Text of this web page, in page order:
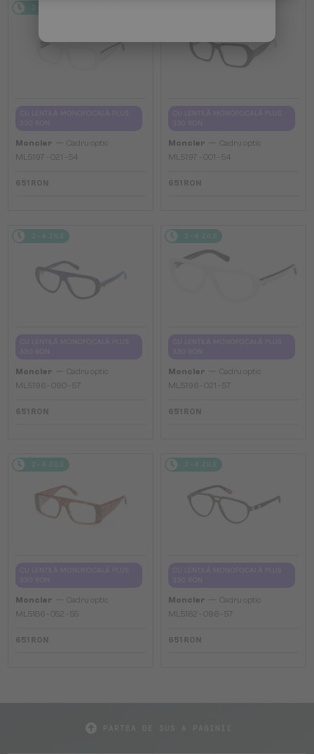
2-4 ZILE
Moncler
Cadru optic
ML5197 - 021 - 54
651 RON
Moncler
Cadru optic
ML5197 - 001 - 54
651 RON
2-4 ZILE
Moncler
Cadru optic
ML5196 - 090 - 57
651 RON
2-4 ZILE
Moncler
Cadru optic
ML5196 - 021 - 57
651 RON
2-4 ZILE
Moncler
Cadru optic
ML5186 - 052 - 55
651 RON
2-4 ZILE
Moncler
Cadru optic
ML5162 - 096 - 57
651 RON